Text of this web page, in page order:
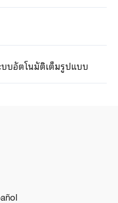
บบอัตโนมัติเต็มรูปแบบ